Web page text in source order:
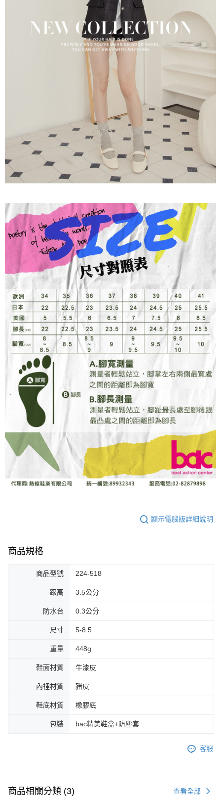
顯示電腦版詳細說明
商品規格
商品型號 224-518
跟高 3.5公分
防水台 0.3公分
尺寸 5-8.5
重量 448g
鞋面材質 牛漆皮
內裡材質 豬皮
鞋底材質 橡膠底
包裝 bac精美鞋盒+防塵套
客服
商品相關分類 (3) 查看全部